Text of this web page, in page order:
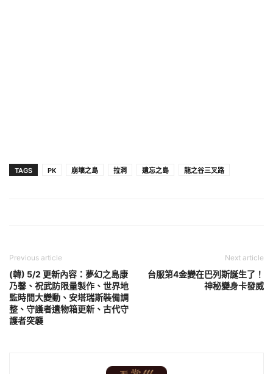
TAGS PK 崩壞之島 拉洞 遺忘之島 龍之谷三叉路
Previous article
(韓) 5/2 更新內容：夢幻之島康
乃馨、祝武防限量製作、世界地
監時間大變動、安塔瑞斯裝備調
整、守護者遺物箱更新、古代守
護者突襲
Next article
台服第4金變在巴列斯誕生了！
神秘變身卡發威